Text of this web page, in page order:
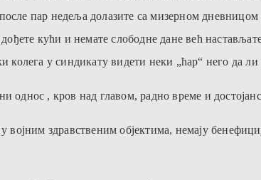
пар недеља долазите са мизерном
кући и немате слободне дане већ
у синдикату видети неки „ћар“ него да
однос , кров над главом, радно време и
здравственим објектима, немају